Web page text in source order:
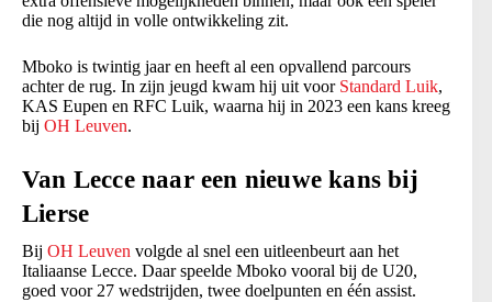
die nog altijd in volle ontwikkeling zit.
Mboko is twintig jaar en heeft al een opvallend parcours
achter de rug. In zijn jeugd kwam hij uit voor Standard Luik,
KAS Eupen en RFC Luik, waarna hij in 2023 een kans kreeg
bij OH Leuven.
Van Lecce naar een nieuwe kans bij
Lierse
Bij OH Leuven volgde al snel een uitleenbeurt aan het
Italiaanse Lecce. Daar speelde Mboko vooral bij de U20,
goed voor 27 wedstrijden, twee doelpunten en één assist.